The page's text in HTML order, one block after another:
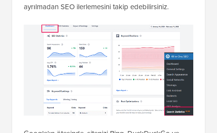
ayrılmadan SEO ilerlemesini takip edebilirsiniz.